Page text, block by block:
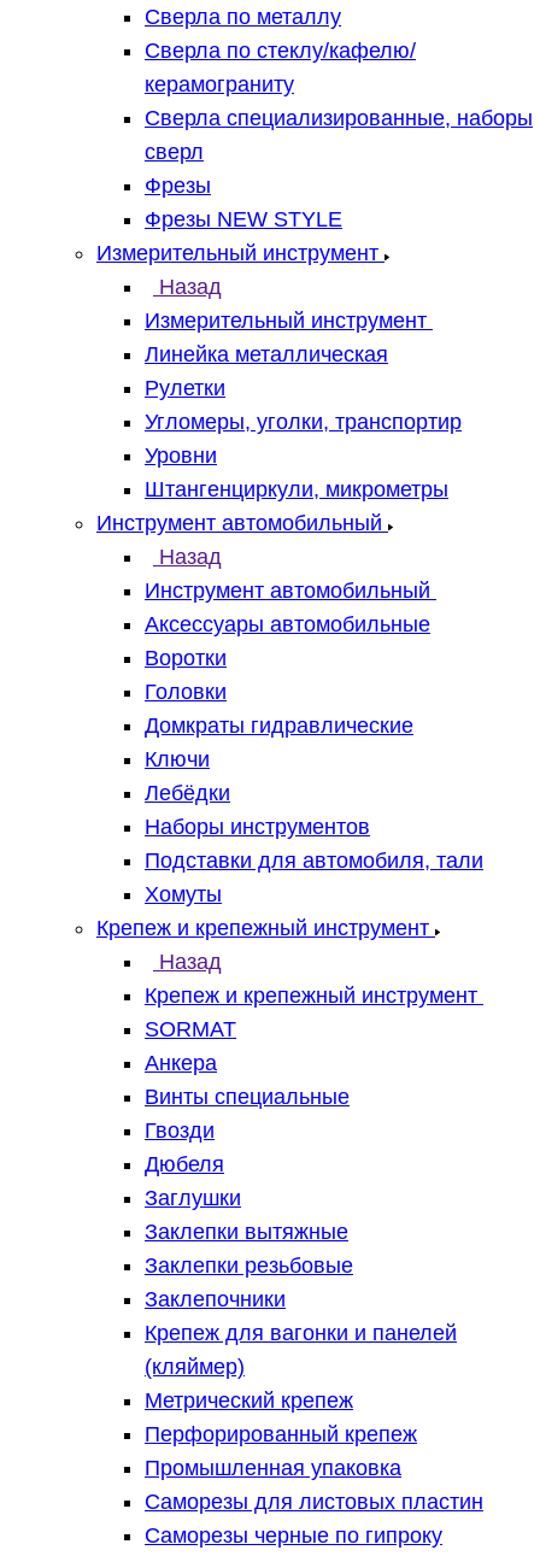
Сверла по металлу
Сверла по стеклу/кафелю/
керамограниту
Сверла специализированные, наборы
сверл
Фрезы
Фрезы NEW STYLE
Измерительный инструмент
Назад
Измерительный инструмент
Линейка металлическая
Рулетки
Угломеры, уголки, транспортир
Уровни
Штангенциркули, микрометры
Инструмент автомобильный
Назад
Инструмент автомобильный
Аксессуары автомобильные
Воротки
Головки
Домкраты гидравлические
Ключи
Лебёдки
Наборы инструментов
Подставки для автомобиля, тали
Хомуты
Крепеж и крепежный инструмент
Назад
Крепеж и крепежный инструмент
SORMAT
Анкера
Винты специальные
Гвозди
Дюбеля
Заглушки
Заклепки вытяжные
Заклепки резьбовые
Заклепочники
Крепеж для вагонки и панелей
(кляймер)
Метрический крепеж
Перфорированный крепеж
Промышленная упаковка
Саморезы для листовых пластин
Саморезы черные по гипроку